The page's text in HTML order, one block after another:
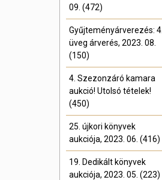
09. (472)
Gyűjteményárverezés: 4.
üveg árverés, 2023. 08.
(150)
4. Szezonzáró kamara
aukció! Utolsó tételek!
(450)
25. újkori könyvek
aukciója, 2023. 06. (416)
19. Dedikált könyvek
aukciója, 2023. 05. (223)